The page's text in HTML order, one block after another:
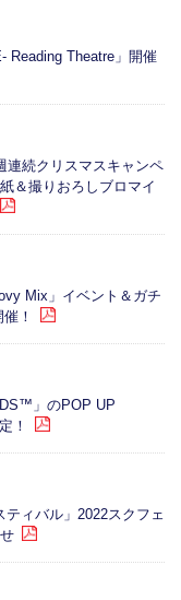
Reading Theatre」開催
連続クリスマスキャンペ
＆撮りおろしブロマイ
Mix」イベント＆ガチ
！
」のPOP UP
！
ィバル」2022スクフェ